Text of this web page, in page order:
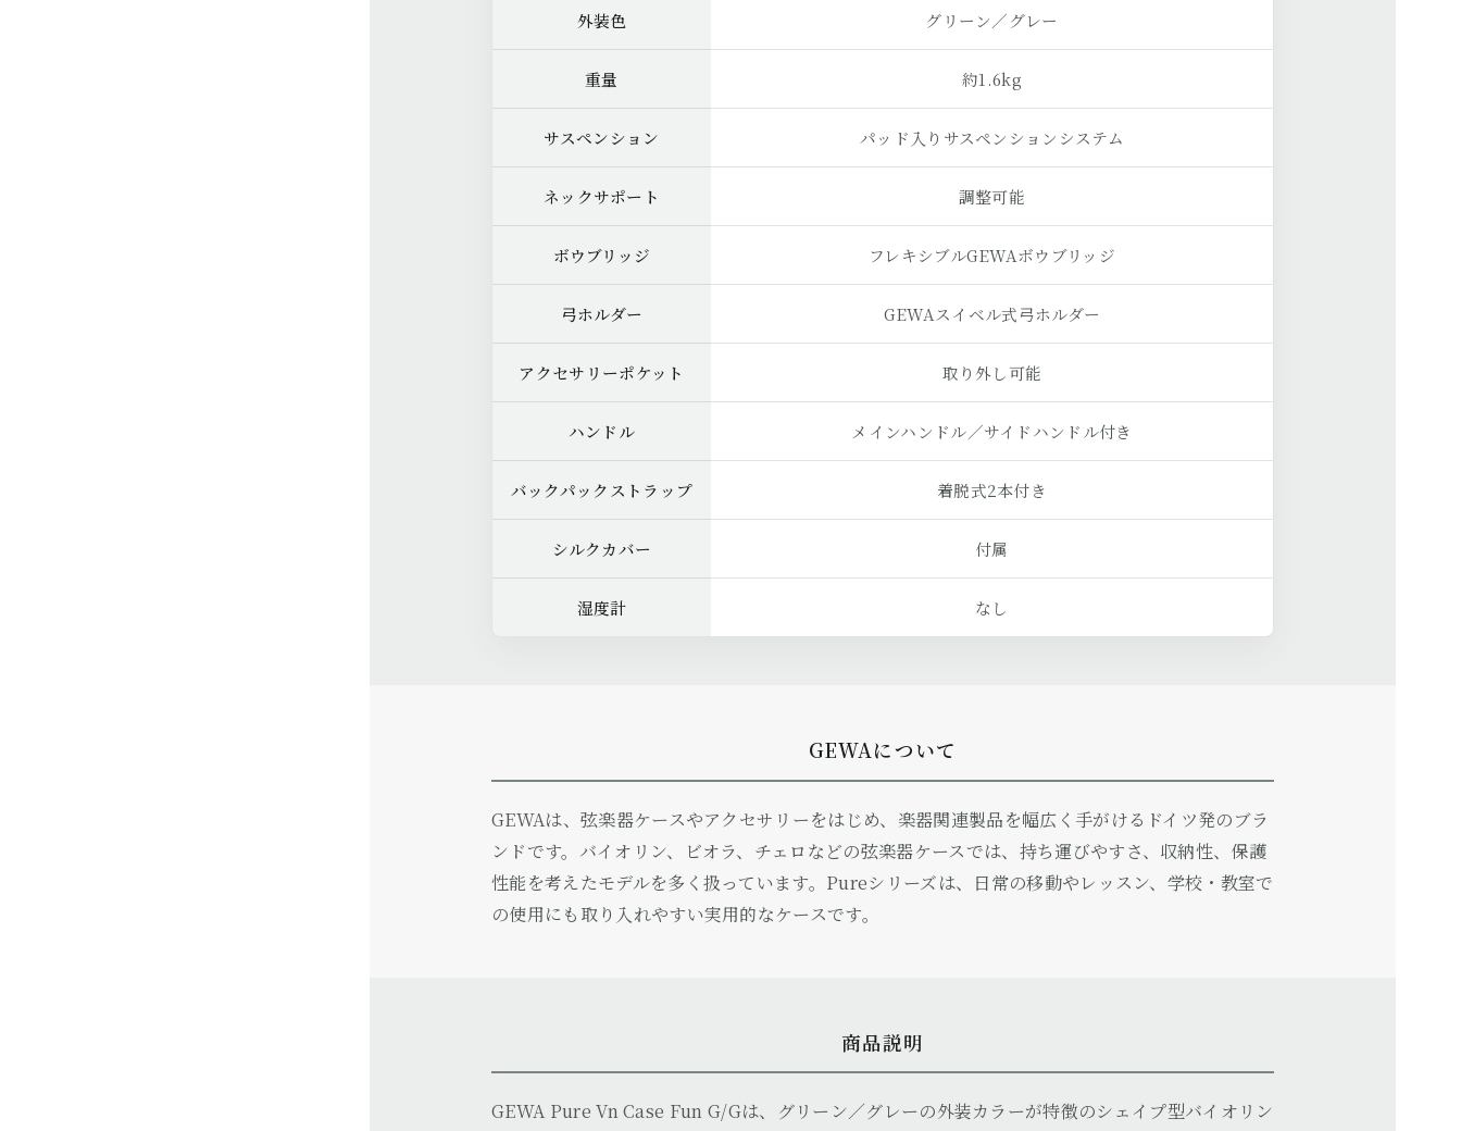
外装色 グリーン／グレー
重量 約1.6kg
サスペンション パッド入りサスペンションシステム
ネックサポート 調整可能
ボウブリッジ フレキシブルGEWAボウブリッジ
弓ホルダー GEWAスイベル式弓ホルダー
アクセサリーポケット 取り外し可能
ハンドル メインハンドル／サイドハンドル付き
バックパックストラップ 着脱式2本付き
シルクカバー 付属
湿度計 なし
GEWAについて
GEWAは、弦楽器ケースやアクセサリーをはじめ、楽器関連製品を幅広く手がけるドイツ発のブラ
ンドです。バイオリン、ビオラ、チェロなどの弦楽器ケースでは、持ち運びやすさ、収納性、保護
性能を考えたモデルを多く扱っています。Pureシリーズは、日常の移動やレッスン、学校・教室で
の使用にも取り入れやすい実用的なケースです。
商品説明
GEWA Pure Vn Case Fun G/Gは、グリーン／グレーの外装カラーが特徴のシェイプ型バイオリン